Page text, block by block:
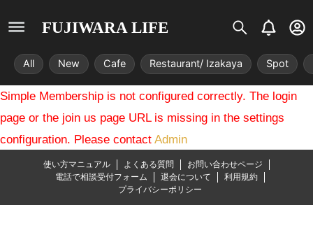
FUJIWARA LIFE
S
i
s
t
r
i
x
B
e
l
l
U
s
r
-
c
c
All New Cafe Restaurant/ Izakaya Spot
Simple Membership is not configured correctly. The login
page or the join us page URL is missing in the settings
configuration. Please contact Admin
使い方マニュアル よくある質問
お問い合わせページ
電話で相談受付フォーム
退会について
利用規約
プライバシーポリシー